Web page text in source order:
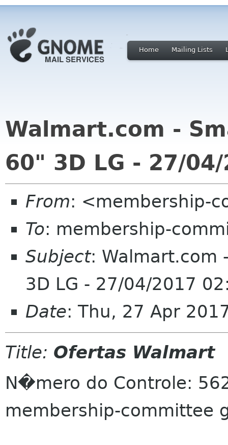
Home Mailing Lists
Walmart.com -
60" 3D LG - 27/
From: <membership-
To: membership-
Subject: Walmart.com
3D LG - 27/04/2017
Date: Thu, 27 Apr
Title: Ofertas Walmart
N�mero do Controle:
membership-committee